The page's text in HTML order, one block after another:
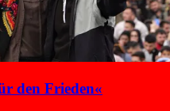
den Frieden«